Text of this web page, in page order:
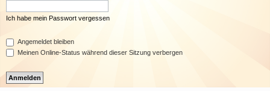
Ich habe mein Passwort vergessen
Angemeldet bleiben
Meinen Online-Status während dieser Sitzung verbergen